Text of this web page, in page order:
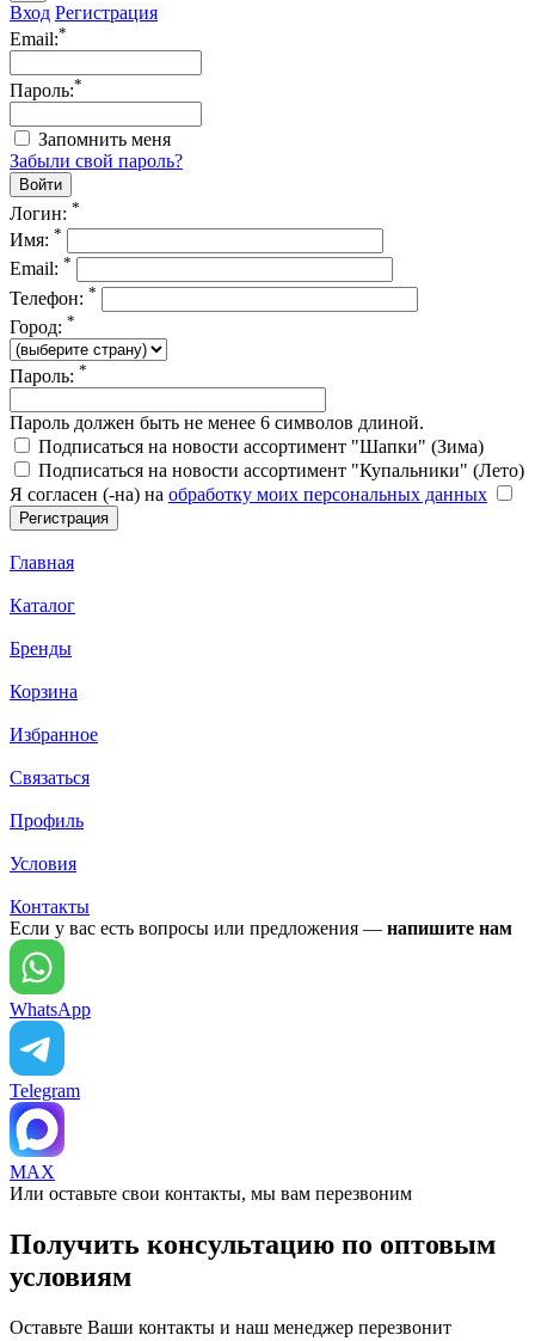
Вход Регистрация
Email:*
Пароль:*
Запомнить меня
Забыли свой пароль?
Логин: *
Имя: *
Email: *
Телефон: *
Город: *
Пароль: *
Пароль должен быть не менее 6 символов длиной.
Подписаться на новости ассортимент "Шапки" (Зима)
Подписаться на новости ассортимент "Купальники" (Лето)
Я согласен (-на) на обработку моих персональных данных
Главная
Каталог
Бренды
Корзина
Избранное
Связаться
Профиль
Условия
Контакты
Если у вас есть вопросы или предложения — напишите нам
WhatsApp
Telegram
MAX
Или оставьте свои контакты, мы вам перезвоним
Получить консультацию по оптовым
условиям
Оставьте Ваши контакты и наш менеджер перезвонит